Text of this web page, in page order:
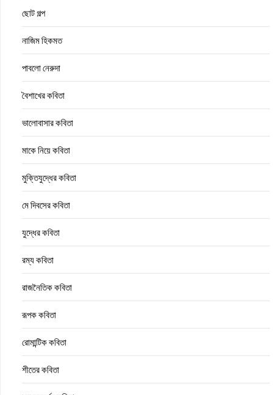
ছোট গল্প
নাজিম হিকমত
পাবলো নেরুদা
বৈশাখের কবিতা
ভালোবাসার কবিতা
মাকে নিয়ে কবিতা
মুক্তিযুদ্ধের কবিতা
মে দিবসের কবিতা
যুদ্ধের কবিতা
রম্য কবিতা
রাজনৈতিক কবিতা
রূপক কবিতা
রোমান্টিক কবিতা
শীতের কবিতা